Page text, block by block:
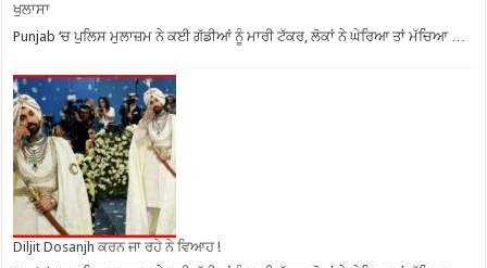
ਖੁਲਾਸਾ
Punjab ‘ਚ ਪੁਲਿਸ ਮੁਲਾਜ਼ਮ ਨੇ ਕਈ ਗੱਡੀਆਂ ਨੂੰ ਮਾਰੀ ਟੱਕਰ, ਲੋਕਾਂ ਨੇ ਘੇਰਿਆ ਤਾਂ ਮੱਚਿਆ …
Diljit Dosanjh ਕਰਨ ਜਾ ਰਹੇ ਨੇ ਵਿਆਹ !